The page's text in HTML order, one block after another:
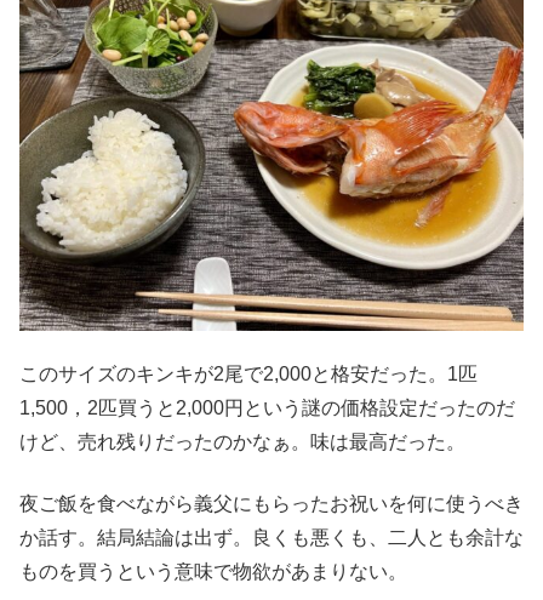
このサイズのキンキが2尾で2,000と格安だった。1匹
1,500，2匹買うと2,000円という謎の価格設定だったのだ
けど、売れ残りだったのかなぁ。味は最高だった。
夜ご飯を食べながら義父にもらったお祝いを何に使うべき
か話す。結局結論は出ず。良くも悪くも、二人とも余計な
ものを買うという意味で物欲があまりない。